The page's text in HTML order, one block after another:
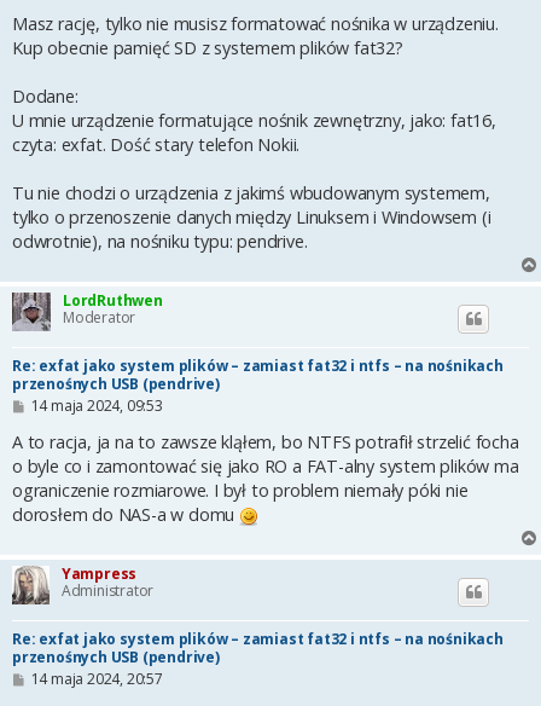
s
Masz rację, tylko nie musisz formatować nośnika w urządzeniu.
Kup obecnie pamięć SD z systemem plików fat32?
Dodane:
U mnie urządzenie formatujące nośnik zewnętrzny, jako: fat16,
czyta: exfat. Dość stary telefon Nokii.
Tu nie chodzi o urządzenia z jakimś wbudowanym systemem,
tylko o przenoszenie danych między Linuksem i Windowsem (i
odwrotnie), na nośniku typu: pendrive.
LordRuthwen
Moderator
Re: exfat jako system plików – zamiast fat32 i ntfs – na nośnikach
przenośnych USB (pendrive)
P
s
t
14 maja 2024, 09:53
A to racja, ja na to zawsze kląłem, bo NTFS potrafił strzelić focha
o byle co i zamontować się jako RO a FAT-alny system plików ma
ograniczenie rozmiarowe. I był to problem niemały póki nie
dorosłem do NAS-a w domu
Yampress
Administrator
Re: exfat jako system plików – zamiast fat32 i ntfs – na nośnikach
przenośnych USB (pendrive)
P14 maja 2024, 20:57